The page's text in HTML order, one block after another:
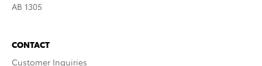
AB 1305
CONTACT
Customer Inquiries